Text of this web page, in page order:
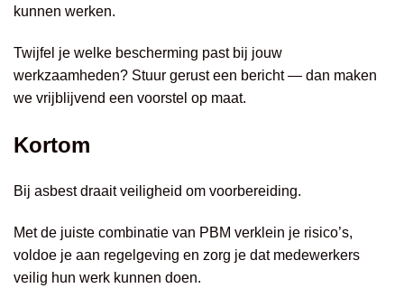
kunnen werken.
Twijfel je welke bescherming past bij jouw
werkzaamheden? Stuur gerust een bericht — dan maken
we vrijblijvend een voorstel op maat.
Kortom
Bij asbest draait veiligheid om voorbereiding.
Met de juiste combinatie van PBM verklein je risico’s,
voldoe je aan regelgeving en zorg je dat medewerkers
veilig hun werk kunnen doen.